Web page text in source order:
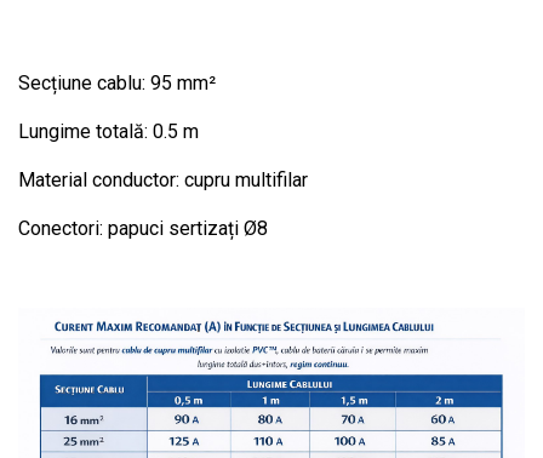
Secțiune cablu: 95 mm²
Lungime totală: 0.5 m
Material conductor: cupru multifilar
Conectori: papuci sertizați Ø8